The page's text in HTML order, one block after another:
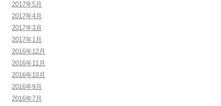
2017年5月
2017年4月
2017年3月
2017年1月
2016年12月
2016年11月
2016年10月
2016年9月
2016年7月